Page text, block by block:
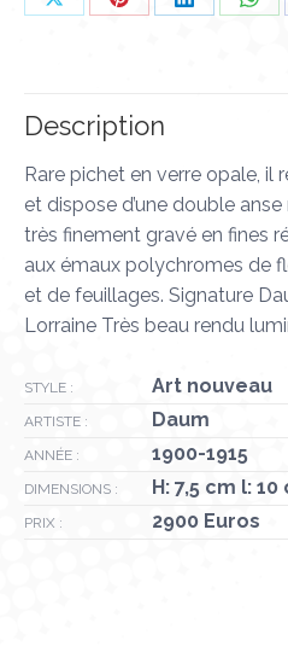
PartagerPartagerPartager
Description
Rare pichet en verre opale, il
et dispose d’une double
très finement gravé en fines
aux émaux polychromes de
et de feuillages. Signature
Lorraine Très beau rendu
STYLE : Art nouveau
ARTISTE : Daum
ANNÉE : 1900-1915
DIMENSIONS : H: 7,5 cm l:
PRIX : 2900 Euros